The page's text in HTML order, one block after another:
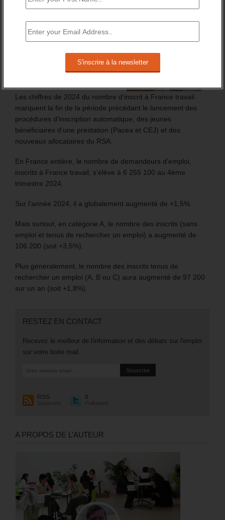
FT : + 100 000 INSCRITS EN 2024
Les chiffres de 2024 du nombre d’inscrit à France travail
marquent la fin de la période précédant le lancement des
procédures d’inscription automatique, des jeunes
bénéficiaires d’une prestation (Pacea et CEJ) et des
nouveaux allocataires du RSA.
En France entière, le nombre de demandeurs d’emploi,
inscrits à France travail, s’élève à 6 255 100 au 4ème
trimestre 2024.
Sur l’année 2024, il a globalement augmenté de +1,5%.
Mais surtout, en catégorie A, le nombre des inscrits (sans
emploi et tenus de rechercher un emploi) a augmenté de
106 200 (soit +3,5%).
Plus généralement, le nombre des inscrits tenus de
rechercher un emploi (A, B ou C) aura augmenté de 97 200
sur un an (soit +1,8%).
RESTEZ EN CONTACT
Recevez le meilleur de l'information et des débats sur l'emploi
sur votre boite mail.
RSS
Souscrire
0
Followers
A PROPOS DE L’AUTEUR